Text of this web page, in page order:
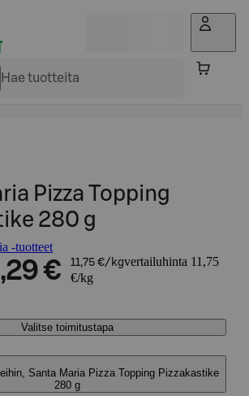
Pizza Topping
280 g
-tuotteet
€ 11,75 €/kgvertailuhinta 11,75
€/kg
Valitse toimitustapa
Santa Maria Pizza Topping Pizzakastike
280 g